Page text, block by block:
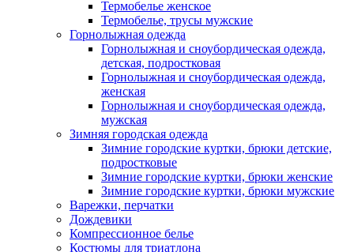
Термобелье женское
Термобелье, трусы мужские
Горнолыжная одежда
Горнолыжная и сноубордическая одежда,
детская, подростковая
Горнолыжная и сноубордическая одежда,
женская
Горнолыжная и сноубордическая одежда,
мужская
Зимняя городская одежда
Зимние городские куртки, брюки детские,
подростковые
Зимние городские куртки, брюки женские
Зимние городские куртки, брюки мужские
Варежки, перчатки
Дождевики
Компрессионное белье
Костюмы для триатлона